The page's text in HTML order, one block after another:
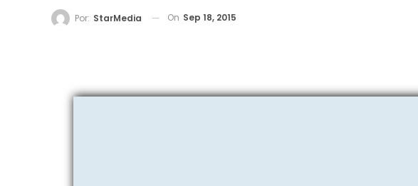
Por: StarMedia On Sep 18, 2015